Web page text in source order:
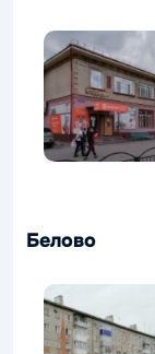
Белово